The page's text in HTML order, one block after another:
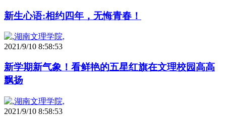
新生心语:相约四年，无悔青春！
2021/9/10 8:58:53
新学期新气象！看鲜艳的五星红旗在文理校园高高
飘扬
2021/9/10 8:58:53